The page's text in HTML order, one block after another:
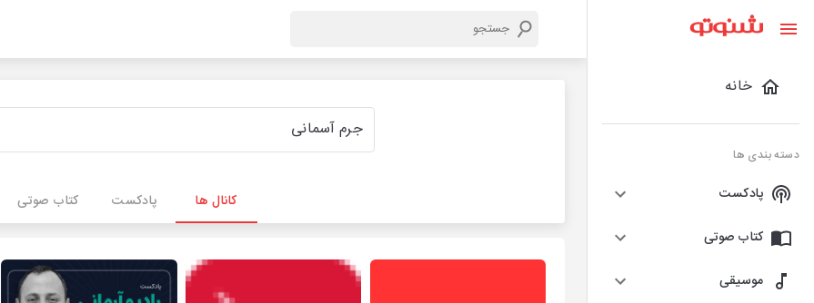
خانه
دسته بندی ها
پادکست
کتاب صوتی
موسیقی
کانال ها پادکست کتاب صوتی